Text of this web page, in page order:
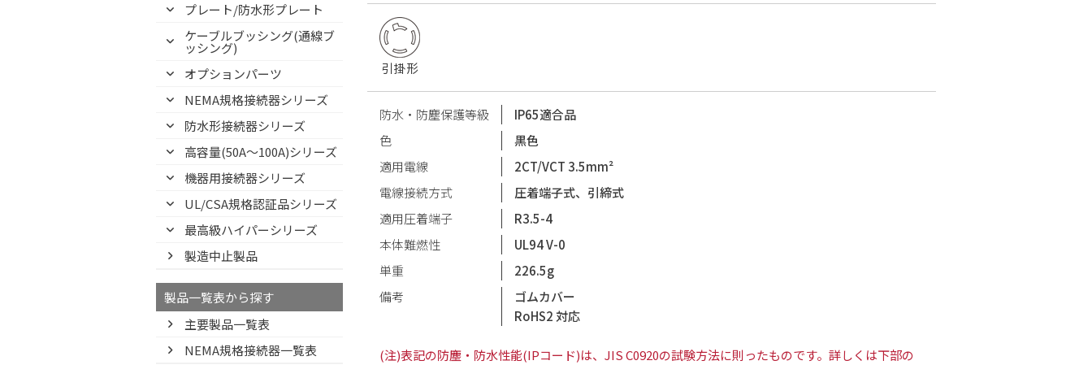
プレート/防水形プレート
ケーブルブッシング(通線ブ
ッシング)
オプションパーツ
NEMA規格接続器シリーズ
防水形接続器シリーズ
高容量(50A～100A)シリーズ
機器用接続器シリーズ
UL/CSA規格認証品シリーズ
最高級ハイパーシリーズ
製造中止製品
製品一覧表から探す
主要製品一覧表
NEMA規格接続器一覧表
引掛形
防水・防塵保護等級
IP65適合品
色
黒色
適用電線
2CT/VCT 3.5mm²
電線接続方式
圧着端子式、引締式
適用圧着端子
R3.5-4
本体難燃性
UL94 V-0
単重
226.5g
備考
ゴムカバー
RoHS2 対応
(注)表記の防塵・防水性能(IPコード)は、JIS C0920の試験方法に則ったものです。詳しくは下部の